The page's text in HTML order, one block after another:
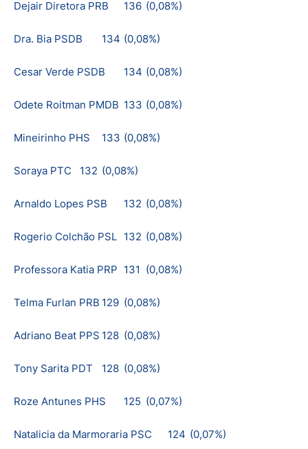
Dejair Diretora PRB 136 (0,08%)
Dra. Bia PSDB 134 (0,08%)
Cesar Verde PSDB 134 (0,08%)
Odete Roitman PMDB 133 (0,08%)
Mineirinho PHS 133 (0,08%)
Soraya PTC 132 (0,08%)
Arnaldo Lopes PSB 132 (0,08%)
Rogerio Colchão PSL 132 (0,08%)
Professora Katia PRP 131 (0,08%)
Telma Furlan PRB 129 (0,08%)
Adriano Beat PPS 128 (0,08%)
Tony Sarita PDT 128 (0,08%)
Roze Antunes PHS 125 (0,07%)
Natalicia da Marmoraria PSC 124 (0,07%)